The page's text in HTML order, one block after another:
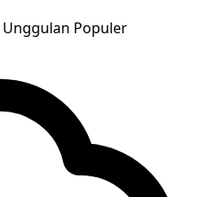
Unggulan Populer